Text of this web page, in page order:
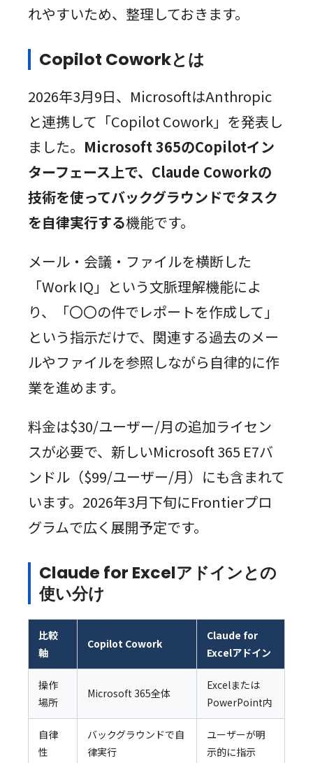
れやすいため、整理しておきます。
Copilot Coworkとは
2026年3月9日、MicrosoftはAnthropic
と連携して「Copilot Cowork」を発表し
ました。 Microsoft 365のCopilotイン
ターフェース上で、Claude Coworkの
技術を使ってバックグラウンドでタスク
を自律実行する機能です。
メール・会議・ファイルを横断した
「Work IQ」という文脈理解機能によ
り、「〇〇の件でレポートを作成して」
という指示だけで、関連する過去のメー
ルやファイルを参照しながら自律的に作
業を進めます。
料金は$30/ユーザー/月の追加ライセン
スが必要で、新しいMicrosoft 365 E7バ
ンドル（$99/ユーザー/月）にも含まれて
います。2026年3月下旬にFrontierプロ
グラムで広く展開予定です。
Claude for Excelアドインとの
使い分け
比較
軸
Copilot Cowork
Claude for
Excelアドイン
操作
場所
Microsoft 365全体
Excelまたは
PowerPoint内
自律
性
バックグラウンドで自
律実行
ユーザーが明
示的に指示